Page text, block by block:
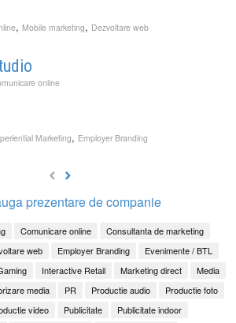
, Mobile marketing, Dezvoltare web
online
Marketing, Employer Branding
prezentare de companie
Comunicare online
Consultanta de marketing
web Employer Branding
Evenimente / BTL
Interactive Retail Marketing direct
Media
media PR Productie audio
Productie foto
video Publicitate Publicitate indoor